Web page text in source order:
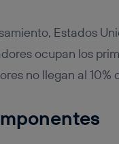
Estados
ocupan los
no llegan al